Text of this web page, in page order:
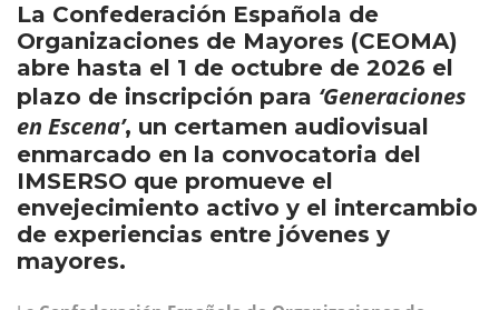
La Confederación Española de
Organizaciones de Mayores (CEOMA)
abre hasta el 1 de octubre de 2026 el
plazo de inscripción para ‘Generaciones
en Escena’, un certamen audiovisual
enmarcado en la convocatoria del
IMSERSO que promueve el
envejecimiento activo y el intercambio
de experiencias entre jóvenes y
mayores.